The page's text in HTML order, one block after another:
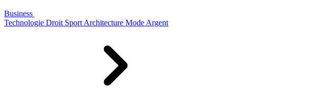
Business
Technologie Droit Sport Architecture Mode Argent